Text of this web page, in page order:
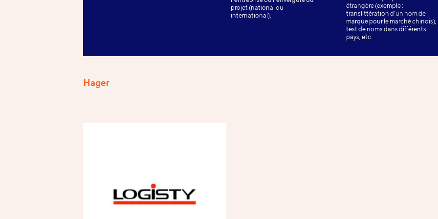
projet (national ou
international).
étrangère (exemple :
translittération d’un nom de
marque pour le marché chinois),
test de noms dans différents
pays, etc.
Références
Hager